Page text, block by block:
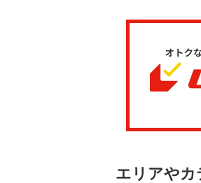
エリアやカ